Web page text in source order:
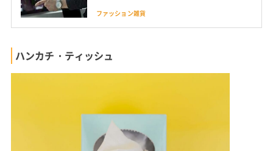
ファッション雑貨
ハンカチ・ティッシュ